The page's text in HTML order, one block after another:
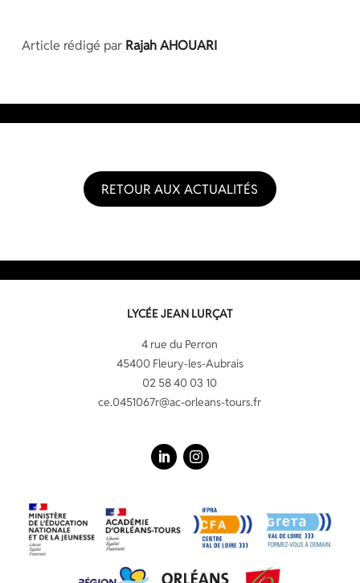
Article rédigé par Rajah AHOUARI
RETOUR AUX ACTUALITÉS
LYCÉE JEAN LURÇAT
4 rue du Perron
45400 Fleury-les-Aubrais
02 58 40 03 10
ce.0451067r@ac-orleans-tours.fr